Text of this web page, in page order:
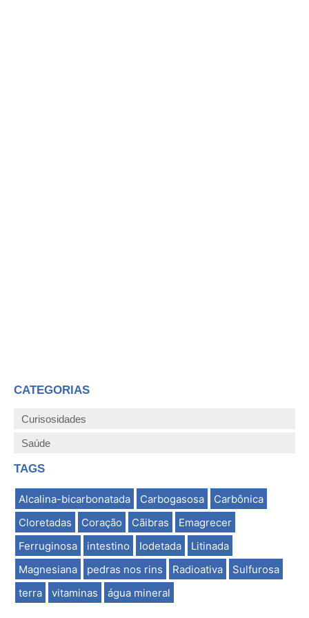
CATEGORIAS
Curisosidades
Saúde
TAGS
Alcalina-bicarbonatada Carbogasosa
Carbônica
Cloretadas
Coração Cãibras
Emagrecer
Ferruginosa
intestino Iodetada
Litinada
Magnesiana
pedras nos rins Radioativa
Sulfurosa
terra
vitaminas água mineral